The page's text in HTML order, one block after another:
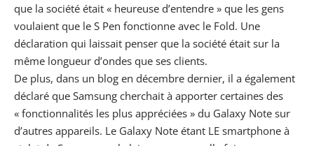
que la société était « heureuse d’entendre » que les gens
voulaient que le S Pen fonctionne avec le Fold. Une
déclaration qui laissait penser que la société était sur la
même longueur d’ondes que ses clients.
De plus, dans un blog en décembre dernier, il a également
déclaré que Samsung cherchait à apporter certaines des
« fonctionnalités les plus appréciées » du Galaxy Note sur
d’autres appareils. Le Galaxy Note étant LE smartphone à